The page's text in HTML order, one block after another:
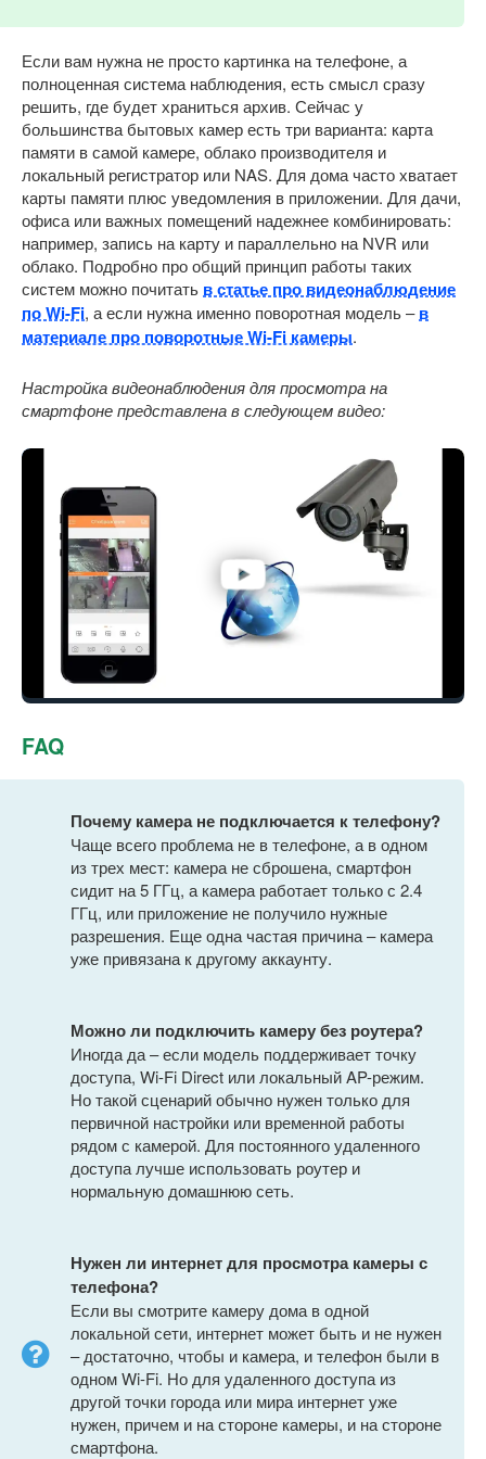
Если вам нужна не просто картинка на телефоне, а
полноценная система наблюдения, есть смысл сразу
решить, где будет храниться архив. Сейчас у
большинства бытовых камер есть три варианта: карта
памяти в самой камере, облако производителя и
локальный регистратор или NAS. Для дома часто хватает
карты памяти плюс уведомления в приложении. Для дачи,
офиса или важных помещений надежнее комбинировать:
например, запись на карту и параллельно на NVR или
облако. Подробно про общий принцип работы таких
систем можно почитать в статье про видеонаблюдение
по Wi-Fi, а если нужна именно поворотная модель –в
материале про поворотные Wi-Fi камеры.
Настройка видеонаблюдения для просмотра на
смартфоне представлена в следующем видео:
FAQ
Почему камера не подключается к телефону?
Чаще всего проблема не в телефоне, а в одном
из трех мест: камера не сброшена, смартфон
сидит на 5 ГГц, а камера работает только с 2.4
ГГц, или приложение не получило нужные
разрешения. Еще одна частая причина – камера
уже привязана к другому аккаунту.
Можно ли подключить камеру без роутера?
Иногда да – если модель поддерживает точку
доступа, Wi-Fi Direct или локальный AP-режим.
Но такой сценарий обычно нужен только для
первичной настройки или временной работы
рядом с камерой. Для постоянного удаленного
доступа лучше использовать роутер и
нормальную домашнюю сеть.
Нужен ли интернет для просмотра камеры с
телефона?
Если вы смотрите камеру дома в одной
локальной сети, интернет может быть и не нужен
– достаточно, чтобы и камера, и телефон были в
одном Wi-Fi. Но для удаленного доступа из
другой точки города или мира интернет уже
нужен, причем и на стороне камеры, и на стороне
смартфона.